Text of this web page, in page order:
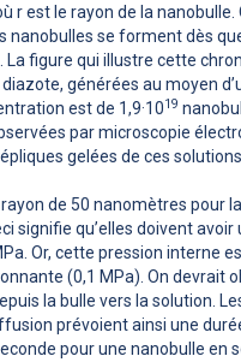
r est le rayon de la nanobulle.
nanobulles se forment dès
La figure qui illustre cette
générées au moyen
est de 1,9·1019
par microscopie
gelées de ces
de 50 nanomètres pour
signifie qu’elles doivent avoir
Or, cette pression interne
(0,1 MPa). On devrait
la bulle vers la solution.
prévoient ainsi une
pour une nanobulle en